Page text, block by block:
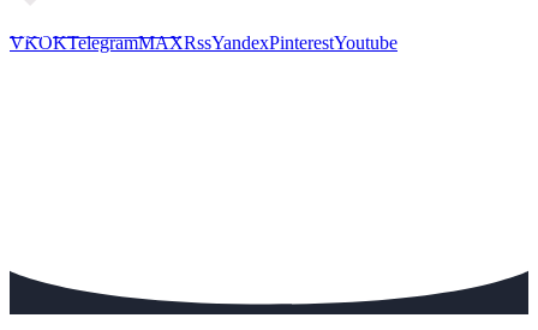
VKOKTelegramMAXRssYandexPinterestYoutube